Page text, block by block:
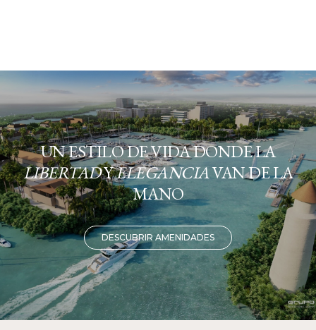
UN ESTILO DE VIDA DONDE LA
LIBERTADYELEGANCIAVAN DE LA
MANO
DESCUBRIR AMENIDADES